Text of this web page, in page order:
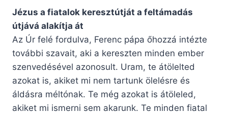
Jézus a fiatalok keresztútját a feltámadás
útjává alakítja át
Az Úr felé fordulva, Ferenc pápa őhozzá intézte
további szavait, aki a kereszten minden ember
szenvedésével azonosult. Uram, te átölelted
azokat is, akiket mi nem tartunk ölelésre és
áldásra méltónak. Te még azokat is átöleled,
akiket mi ismerni sem akarunk. Te minden fiatal